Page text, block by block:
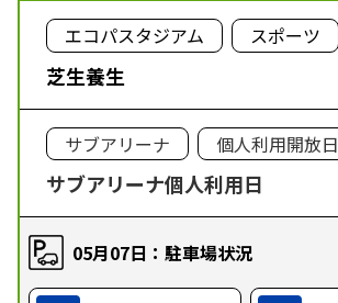
エコパスタジアム スポーツ
芝生養生
サブアリーナ 個人利用開放日
サブアリーナ個人利用日
05月07日：駐車場状況